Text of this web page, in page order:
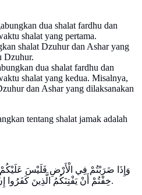
dua shalat fardhu dan
shalat yang pertama.
shalat Dzuhur dan Ashar yang
Dzuhur.
dua shalat fardhu dan
shalat yang kedua. Misalnya,
dan Ashar yang dilaksanakan
tentang shalat jamak adalah
وَإِذَا ضَرَبْتُمْ فِي الْأَرْضِ فَلَيْسَ
خِفْتُمْ أَنْ يَفْتِنَكُمُ الَّذِينَ كَفَرُوا إِنَّ الْكَافِرِينَ كَانُوا لَكُمْ عَدُوًّا مُبِينًا.